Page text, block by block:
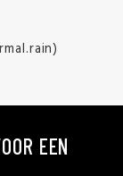
EEN